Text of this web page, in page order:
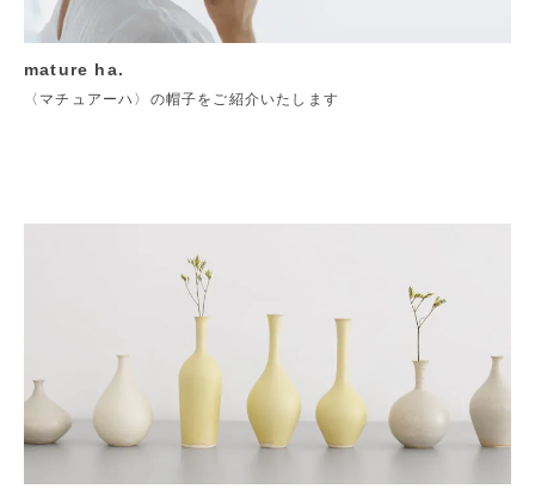
mature ha.
〈マチュアーハ〉の帽子をご紹介いたします